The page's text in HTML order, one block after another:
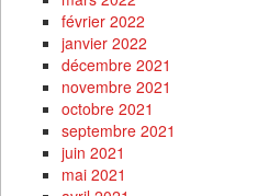
février 2022
janvier 2022
décembre 2021
novembre 2021
octobre 2021
septembre 2021
juin 2021
mai 2021